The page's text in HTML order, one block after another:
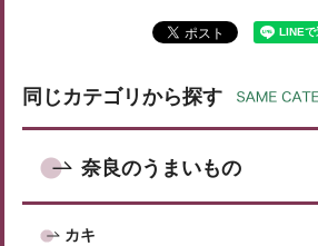
同じカテゴリから探す
奈良のうまいもの
カキ